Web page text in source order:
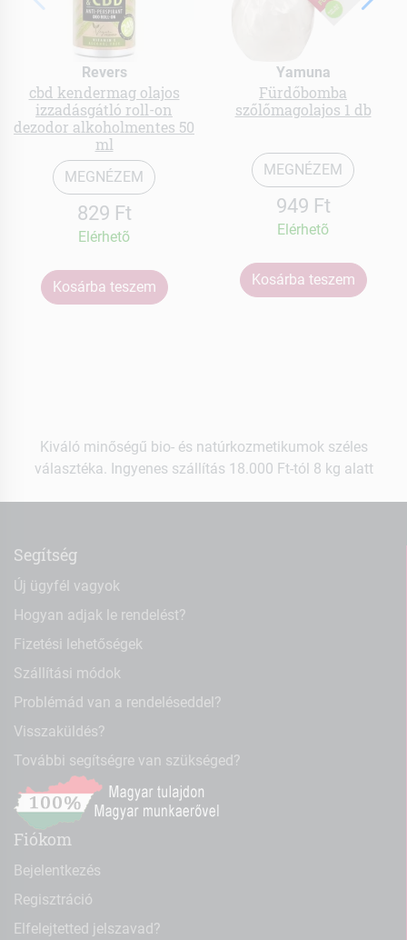
Revers
cbd kendermag olajos
izzadásgátló roll-on
dezodor alkoholmentes 50
ml
MEGNÉZEM
829 Ft
Elérhetõ
Kosárba teszem
Yamuna
Fürdőbomba
szőlőmagolajos 1 db
MEGNÉZEM
949 Ft
Elérhetõ
Kosárba teszem
Kiváló minőségű bio- és natúrkozmetikumok széles
választéka. Ingyenes szállítás 18.000 Ft-tól 8 kg alatt
Segítség
Új ügyfél vagyok
Hogyan adjak le rendelést?
Fizetési lehetőségek
Szállítási módok
Problémád van a rendeléseddel?
Visszaküldés?
További segítségre van szükséged?
Fiókom
Bejelentkezés
Regisztráció
Elfelejtetted jelszavad?